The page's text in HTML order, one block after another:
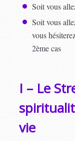
Soit vous
Soit vous
vous
2ème cas
I – Le
vie